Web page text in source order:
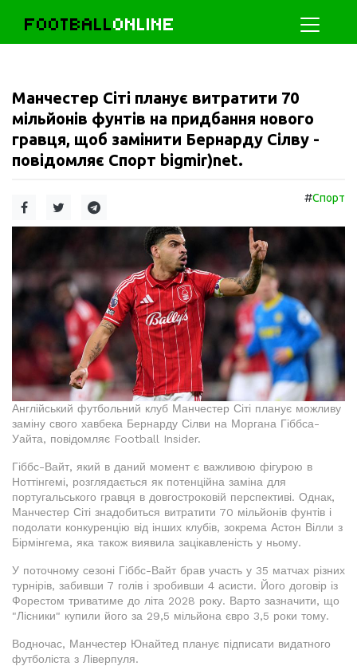
FOOTBALLONLINE
Манчестер Сіті планує витратити 70
мільйонів фунтів на придбання нового
гравця, щоб замінити Бернарду Сілву -
повідомляє Спорт bigmir)net.
#Спорт
Англійський футбольний клуб Манчестер Сіті планує можливу
заміну свого хавбека Бернарду Сілви на Моргана Гіббса-
Уайта, повідомляє Football Insider.
Гіббс-Вайт, який в даний момент є важливою фігурою в
Ноттінгемі, розглядається як потенційна заміна для
португальського гравця в довгостроковій перспективі. Однак,
Манчестер Сіті знадобиться витратити 70 мільйонів фунтів і
подолати конкуренцію від інших клубів, зокрема Астон Вілли з
Бірмінгема, яка також виявила зацікавленість у ньому.
У поточному сезоні Гіббс-Вайт брав участь у 35 матчах різних
турнірів, забивши 7 голів і зробивши 4 асисти. Його договір із
Форестом триватиме до літа 2028 року. Варто зазначити, що
"Лісники" купили його за 29,5 мільйона євро 3,5 роки тому.
Водночас, Манчестер Юнайтед планує підписати видатного
футболіста з Ліверпуля.